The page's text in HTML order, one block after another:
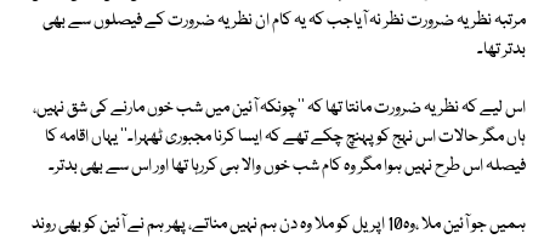
مرتبہ نظریہ ضرورت نظر نہ آیاجب کہ یہ کام ان نظریہ ضرورت کے فیصلوں سے بھی
بدتر تھا۔
اس لیے کہ نظریہ ضرورت مانتا تھا کہ ''چونکہ آئین میں شب خوں مارنے کی شق نہیں،
ہاں مگر حالات اس نہج کو پہنچ چکے تھے کہ ایسا کرنا مجبوری ٹھہرا۔'' یہاں اقامہ کا
فیصلہ اس طرح نہیں ہوا مگر وہ کام شب خوں والا ہی کررہا تھا اور اس سے بھی بدتر۔
ہمیں جو آئین ملا ،وہ10 اپریل کو ملا وہ دن ہم نہیں مناتے، پھر ہم نے آئین کو بھی روند